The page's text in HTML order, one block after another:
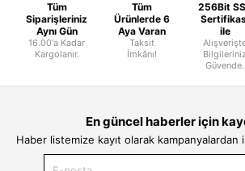
Tüm
Siparişleriniz
Aynı Gün
16.00'a Kadar
Kargolanır.
Tüm
Ürünlerde 6
Aya Varan
Taksit
İmkânı!
256Bit
ile
Güvende.
En güncel haberler için
Haber listemize kayıt olarak